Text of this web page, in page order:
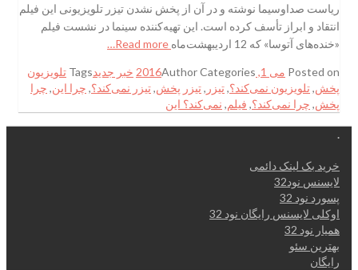
ریاست صداوسیما نوشته و در آن از پخش نشدن تیزر تلویزیونی این فیلم
انتقاد و ابراز تأسف کرده است. این تهیه‌کننده سینما در نشست فیلم
«خنده‌های آتوسا» که 12 اردیبهشت‌ماه
Posted on می 1, 2016 AuthorCategories خبر جدیدTags تلویزیون
پخش,تلویزیون نمی‌کند؟,تیزر ,تیزر پخش,تیزر نمی‌کند؟, چرا این, چرا
پخش, چرا نمی‌کند؟, فیلم, نمی‌کند؟ این
.
خرید بک لینک دائمی
لایسنس نود32
پسورد نود 32
اوکلی لایسنس رایگان نود 32
همیار نود 32
بهترین سئو
رایگان